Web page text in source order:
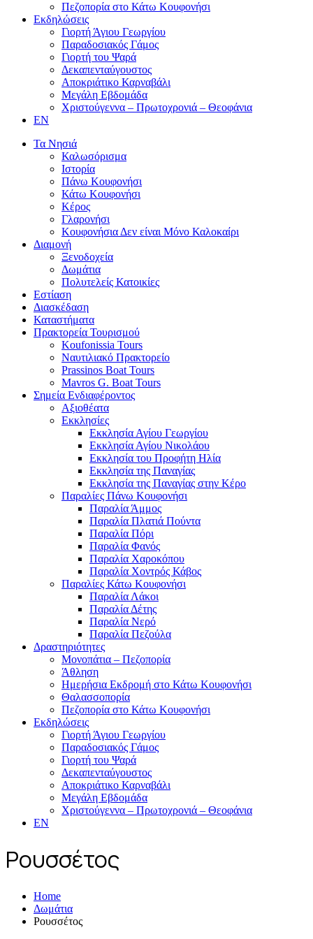
Πεζοπορία στο Κάτω Κουφονήσι
Εκδηλώσεις
Γιορτή Άγιου Γεωργίου
Παραδοσιακός Γάμος
Γιορτή του Ψαρά
Δεκαπενταύγουστος
Αποκριάτικο Καρναβάλι
Μεγάλη Εβδομάδα
Χριστούγεννα – Πρωτοχρονιά – Θεοφάνια
EN
Τα Νησιά
Καλωσόρισμα
Ιστορία
Πάνω Κουφονήσι
Κάτω Κουφονήσι
Κέρος
Γλαρονήσι
Κουφονήσια Δεν είναι Μόνο Καλοκαίρι
Διαμονή
Ξενοδοχεία
Δωμάτια
Πολυτελείς Κατοικίες
Εστίαση
Διασκέδαση
Καταστήματα
Πρακτορεία Τουρισμού
Koufonissia Tours
Ναυτιλιακό Πρακτορείο
Prassinos Boat Tours
Mavros G. Boat Tours
Σημεία Ενδιαφέροντος
Αξιοθέατα
Εκκλησίες
Εκκλησία Αγίου Γεωργίου
Εκκλησία Αγίου Νικολάου
Εκκλησία του Προφήτη Ηλία
Εκκλησία της Παναγίας
Εκκλησία της Παναγίας στην Κέρο
Παραλίες Πάνω Κουφονήσι
Παραλία Άμμος
Παραλία Πλατιά Πούντα
Παραλία Πόρι
Παραλία Φανός
Παραλία Χαροκόπου
Παραλία Χοντρός Κάβος
Παραλίες Κάτω Κουφονήσι
Παραλία Λάκοι
Παραλία Δέτης
Παραλία Νερό
Παραλία Πεζούλα
Δραστηριότητες
Μονοπάτια – Πεζοπορία
Άθληση
Ημερήσια Εκδρομή στο Κάτω Κουφονήσι
Θαλασσοπορία
Πεζοπορία στο Κάτω Κουφονήσι
Εκδηλώσεις
Γιορτή Άγιου Γεωργίου
Παραδοσιακός Γάμος
Γιορτή του Ψαρά
Δεκαπενταύγουστος
Αποκριάτικο Καρναβάλι
Μεγάλη Εβδομάδα
Χριστούγεννα – Πρωτοχρονιά – Θεοφάνια
EN
Ρουσσέτος
Home
Δωμάτια
Ρουσσέτος